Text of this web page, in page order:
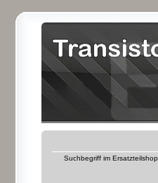
Suchbegriff im